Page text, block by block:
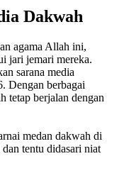
Dakwah
agama Allah ini,
jari jemari mereka.
sarana media
Dengan berbagai
tetap berjalan dengan
medan dakwah di
tentu didasari niat